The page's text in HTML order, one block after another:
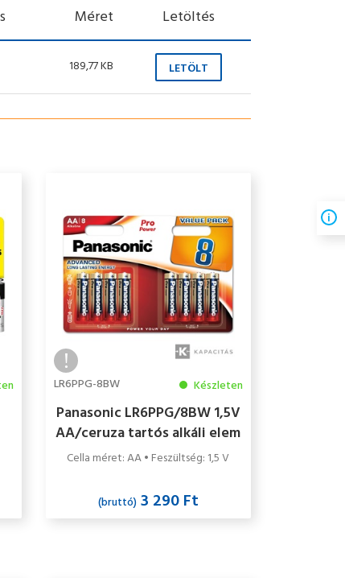
Méret Letöltés
189,77 KB LETÖLT
LR6PPG-8BW Készleten
Panasonic LR6PPG/8BW 1,5V
AA/ceruza tartós alkáli elem
8 db/csomag
Cella méret: AA • Feszültség: 1,5 V
(bruttó)3 290 Ft